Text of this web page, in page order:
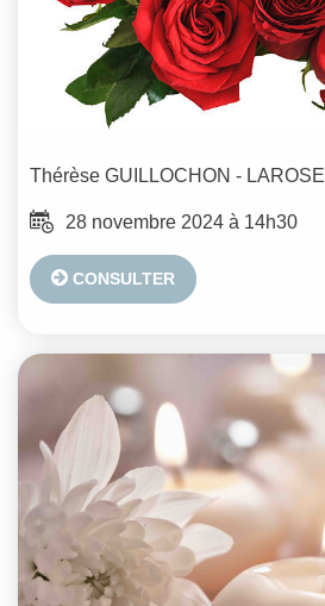
Thérèse GUILLOCHON - LAROSE
28 novembre 2024 à 14h30
CONSULTER